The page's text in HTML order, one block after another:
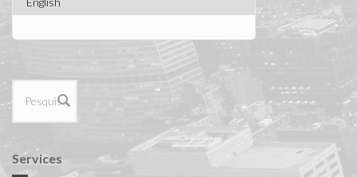
Formulário
de procura
Services